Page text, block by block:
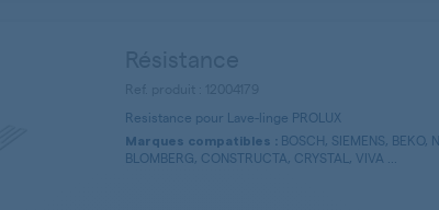
Resistance pour Lave-linge PROLUX
Marques compatibles : BOSCH, SIEMENS, BEKO,
BLOMBERG, CONSTRUCTA, CRYSTAL, VIVA ...